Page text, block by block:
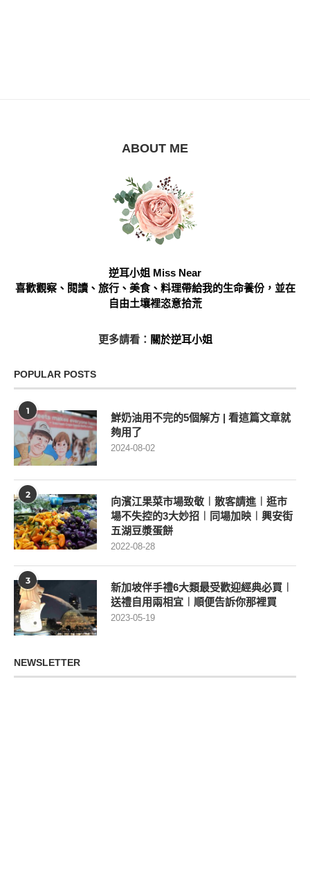
ABOUT ME
逆耳小姐 Miss Near
喜歡觀察、閱讀、旅行、美食、料理帶給我的生命養份，並在
自由土壤裡恣意拾荒
更多請看： 關於逆耳小姐
POPULAR POSTS
1
鮮奶油用不完的5個解方 | 看這篇文章就
夠用了
2024-08-02
2
向濱江果菜市場致敬︱散客請進︱逛市
場不失控的3大妙招︱同場加映︱興安街
五湖豆漿蛋餅
2022-08-28
3
新加坡伴手禮6大類最受歡迎經典必買︱
送禮自用兩相宜︱順便告訴你那裡買
2023-05-19
NEWSLETTER